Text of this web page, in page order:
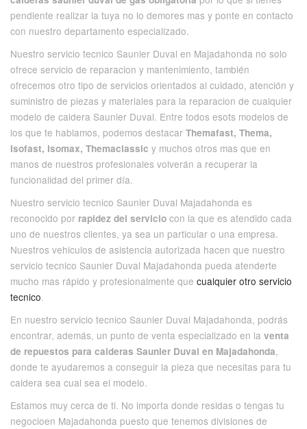
pendiente realizar la tuya no lo demores mas y ponte en contacto
con nuestro departamento especializado.
Nuestro servicio tecnico Saunier Duval en Majadahonda no solo
ofrece servicio de reparacion y mantenimiento, también
ofrecemos otro tipo de servicios orientados al cuidado, atención y
suministro de piezas y materiales para la reparacion de cualquier
modelo de caldera Saunier Duval. Entre todos esots modelos de
los que te hablamos, podemos destacar Themafast, Thema,
Isofast, Isomax, Themaclassic y muchos otros mas que en
manos de nuestros profesionales volverán a recuperar la
funcionalidad del primer día.
Nuestro servicio tecnico Saunier Duval Majadahonda es
reconocido por rapidez del servicio con la que es atendido cada
uno de nuestros clientes, ya sea un particular o una empresa.
Nuestros vehiculos de asistencia autorizada hacen que nuestro
servicio tecnico Saunier Duval Majadahonda pueda atenderte
mucho mas rápido y profesionalmente que cualquier otro servicio
tecnico.
En nuestro servicio tecnico Saunier Duval Majadahonda, podrás
encontrar, además, un punto de venta especializado en la venta
de repuestos para calderas Saunier Duval en Majadahonda,
donde te ayudaremos a conseguir la pieza que necesitas para tu
caldera sea cual sea el modelo.
Estamos muy cerca de ti. No importa donde residas o tengas tu
negocioen Majadahonda puesto que tenemos divisiones de